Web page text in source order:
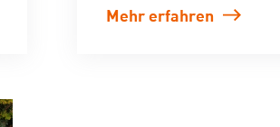
Mehr erfahren